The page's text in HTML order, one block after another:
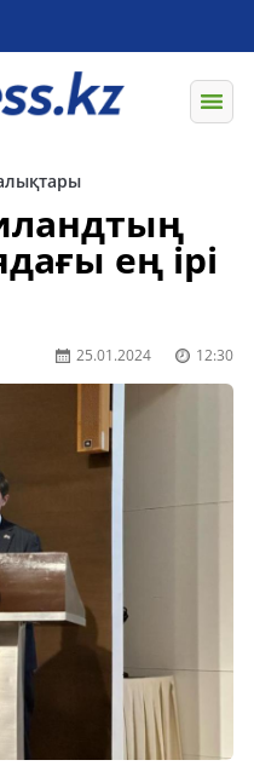
ең ірі
25.01.2024 12:30